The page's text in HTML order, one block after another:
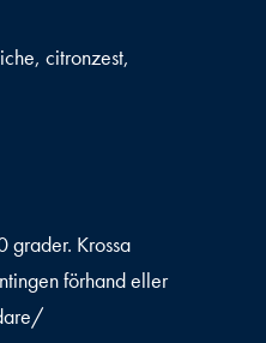
citronzest,
grader. Krossa
förhand eller